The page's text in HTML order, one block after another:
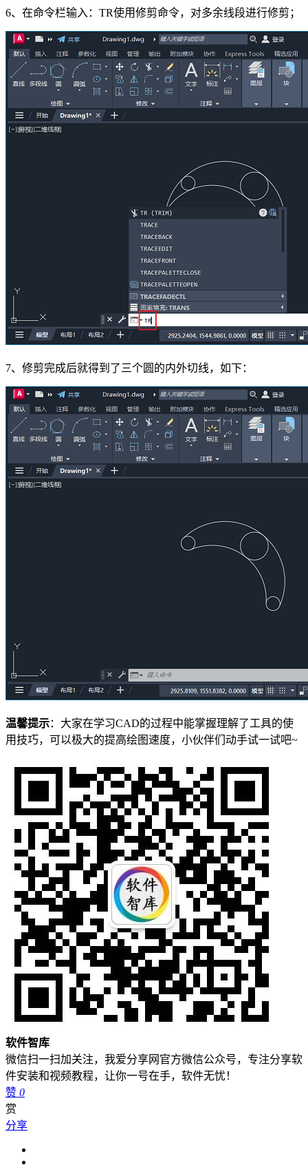
6、在命令栏输入：TR使用修剪命令，对多余线段进行修剪；
7、修剪完成后就得到了三个圆的内外切线，如下：
温馨提示：大家在学习CAD的过程中能掌握理解了工具的使
用技巧，可以极大的提高绘图速度，小伙伴们动手试一试吧~
软件智库
微信扫一扫加关注，我爱分享网官方微信公众号，专注分享软
件安装和视频教程，让你一号在手，软件无忧！
赞 0
赏
分享